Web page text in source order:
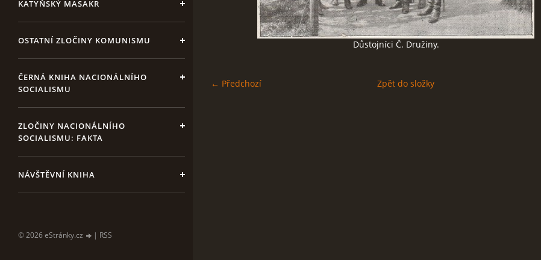
KATYŇSKÝ MASAKR
OSTATNÍ ZLOČINY KOMUNISMU
ČERNÁ KNIHA NACIONÁLNÍHO
SOCIALISMU
ZLOČINY NACIONÁLNÍHO
SOCIALISMU: FAKTA
NÁVŠTĚVNÍ KNIHA
© 2026 eStránky.cz | RSS
Důstojníci Č. Družiny.
← Předchozí Zpět do složky